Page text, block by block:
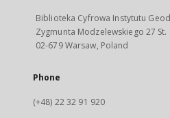
Biblioteka Cyfrowa Instytutu
Zygmunta Modzelewskiego 27 St.
02-679 Warsaw, Poland
Phone
(+48) 22 32 91 920